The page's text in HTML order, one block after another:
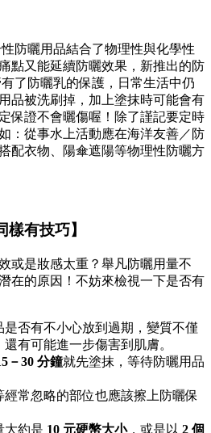
防曬用品結合了物理性與化學性
點又能延續防曬效果，新推出的防
了防曬乳的保護，日常生活中仍
品被洗刷掉，加上塗抹時可能會有
保證不會曬傷喔！除了謹記要定時
：從事水上活動應在海洋友善／防
配衣物、陽傘遮陽等物理性防曬方
有技巧】
或是妝感太重？舉凡防曬用量不
在的原因！不妨來檢視一下是否有
否有不小心放到過期，變質不僅
有可能進一步傷害到肌膚。
－30 分鐘就先塗抹，等待防曬用品
常忽略的部位也應該擦上防曬保
大約是 10 元硬幣大小，或是以 2 個